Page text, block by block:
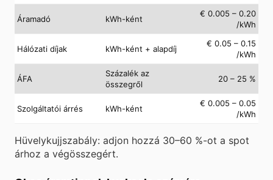
Áramadó kWh-ként
€ 0.005 – 0.20
/kWh
Hálózati díjak kWh-ként + alapdíj
€ 0.05 – 0.15
/kWh
ÁFA
Százalék az
összegről
20 – 25 %
Szolgáltatói árrés kWh-ként
€ 0.005 – 0.05
/kWh
Hüvelykujjszabály: adjon hozzá 30–60 %-ot a spot
árhoz a végösszegért.